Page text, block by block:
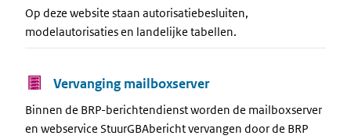
Op deze website staan autorisatiebesluiten,
modelautorisaties en landelijke tabellen.
Vervanging mailboxserver
Binnen de BRP-berichtendienst worden de mailboxserver
en webservice StuurGBAbericht vervangen door de BRP